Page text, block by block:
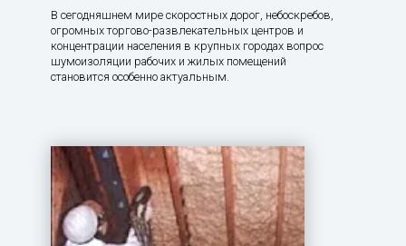
В сегодняшнем мире скоростных дорог, небоскребов,
огромных торгово-развлекательных центров и
концентрации населения в крупных городах вопрос
шумоизоляции рабочих и жилых помещений
становится особенно актуальным.